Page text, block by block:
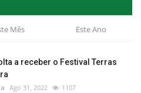
Mês Este Ano
a receber o Festival Terras
Ago 31, 2022 1107